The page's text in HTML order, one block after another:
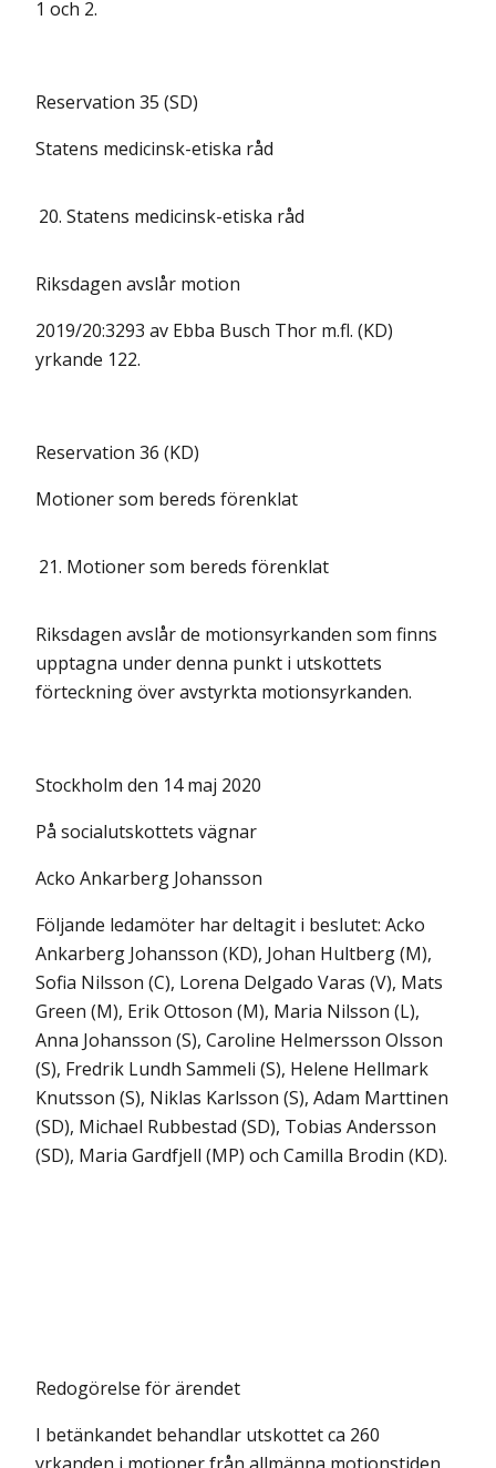
1 och 2.
Reservation 35 (SD)
Statens medicinsk-etiska råd
20. Statens medicinsk-etiska råd
Riksdagen avslår motion
2019/20:3293 av Ebba Busch Thor m.fl. (KD)
yrkande 122.
Reservation 36 (KD)
Motioner som bereds förenklat
21. Motioner som bereds förenklat
Riksdagen avslår de motionsyrkanden som finns
upptagna under denna punkt i utskottets
förteckning över avstyrkta motionsyrkanden.
Stockholm den 14 maj 2020
På socialutskottets vägnar
Acko Ankarberg Johansson
Följande ledamöter har deltagit i beslutet: Acko
Ankarberg Johansson (KD), Johan Hultberg (M),
Sofia Nilsson (C), Lorena Delgado Varas (V), Mats
Green (M), Erik Ottoson (M), Maria Nilsson (L),
Anna Johansson (S), Caroline Helmersson Olsson
(S), Fredrik Lundh Sammeli (S), Helene Hellmark
Knutsson (S), Niklas Karlsson (S), Adam Marttinen
(SD), Michael Rubbestad (SD), Tobias Andersson
(SD), Maria Gardfjell (MP) och Camilla Brodin (KD).
Redogörelse för ärendet
I betänkandet behandlar utskottet ca 260